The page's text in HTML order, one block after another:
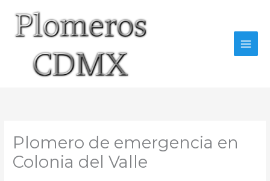
contenido
Plomero de emergencia en
Colonia del Valle